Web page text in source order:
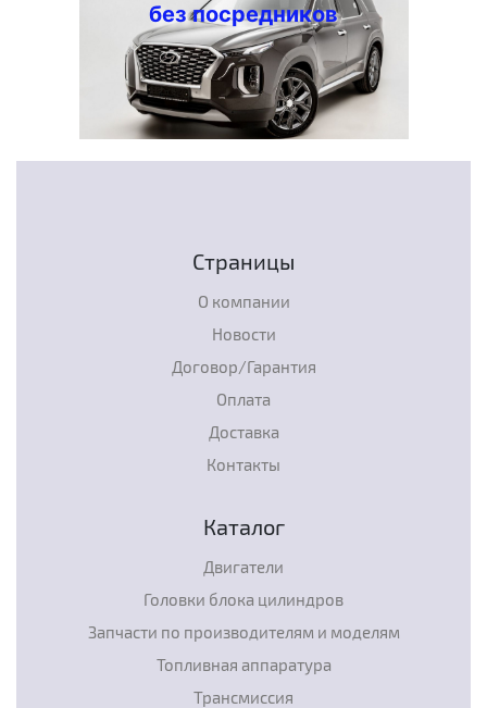
без посредников
Страницы
О компании
Новости
Договор/Гарантия
Оплата
Доставка
Контакты
Каталог
Двигатели
Головки блока цилиндров
Запчасти по производителям и моделям
Топливная аппаратура
Трансмиссия